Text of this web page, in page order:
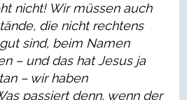
nicht! Wir müssen auch
die nicht rechtens
sind, beim Namen
– und das hat Jesus ja
– wir haben
passiert denn, wenn der